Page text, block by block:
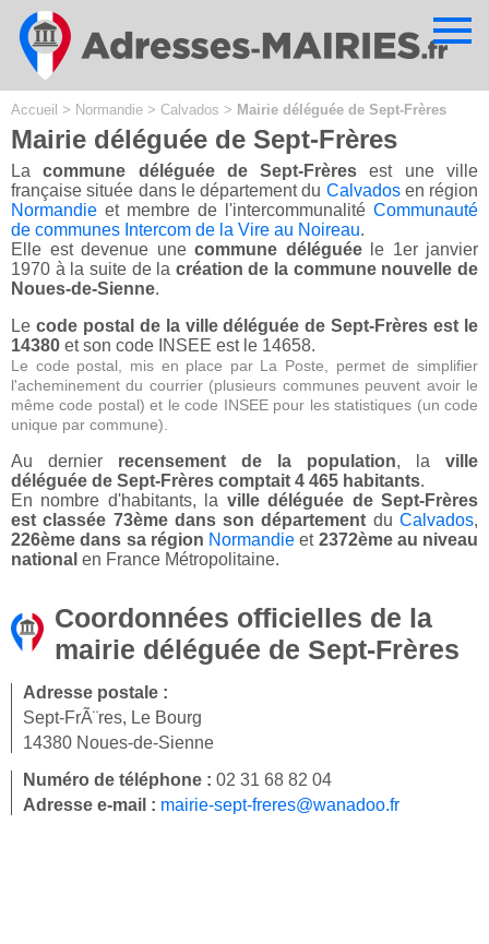
Accueil > Normandie > Calvados > Mairie déléguée de Sept-Frères
Mairie déléguée de Sept-Frères
Lacommune déléguée de Sept-Frères est une ville
française située dans le département du Calvadosen région
Normandie et membre de l'intercommunalité Communauté
de communes Intercom de la Vire au Noireau.
Elle est devenue une commune déléguéele 1er janvier
1970 à la suite de la création de la commune nouvelle de
Noues-de-Sienne.
Le code postal de la ville déléguée de Sept-Frères est le
14380 et son code INSEE est le 14658.
Le code postal, mis en place par La Poste, permet de simplifier
l'acheminement du courrier (plusieurs communes peuvent avoir le
même code postal) et le code INSEE pour les statistiques (un code
unique par commune).
Au dernier recensement de la population, la ville
déléguée de Sept-Frères comptait 4 465 habitants.
En nombre d'habitants, la ville déléguée de Sept-Frères
est classée 73ème dans son département duCalvados,
226ème dans sa région Normandie et 2372ème au niveau
national en France Métropolitaine.
Coordonnées officielles de la
mairie déléguée de Sept-Frères
Adresse postale :
Sept-FrÃ¨res, Le Bourg
14380 Noues-de-Sienne
Numéro de téléphone : 02 31 68 82 04
Adresse e-mail : mairie-sept-freres@wanadoo.fr
Cookies management panel